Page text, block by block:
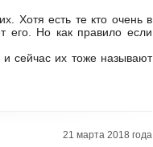
Хотя есть те кто очень в
его. Но как правило если
сейчас их тоже называют
21 марта 2018 года